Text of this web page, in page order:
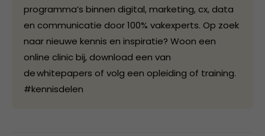
programma’s binnen digital, marketing, cx, data
en communicatie door 100% vakexperts. Op zoek
naar nieuwe kennis en inspiratie? Woon een
online clinic bij, download een van
de whitepapers of volg een opleiding of training.
#kennisdelen